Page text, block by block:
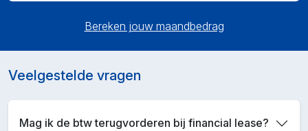
Bereken jouw maandbedrag
Veelgestelde vragen
Mag ik de btw terugvorderen bij financial lease?